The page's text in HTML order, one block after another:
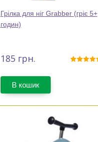
Грілка для ніг Grabber (гріє 5+
годин)
185грн.
В кошик